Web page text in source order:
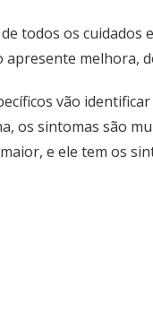
todos os cuidados
apresente melhora,
vão
os sintomas são
e ele tem os